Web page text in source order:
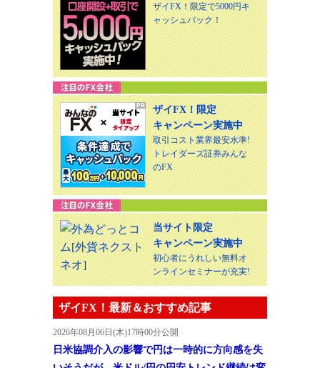
ザイFX！限定で5000円キ
ャッシュバック！
ザイFX！限定
キャンペーン実施中
取引コスト業界最安水準!
トレイダーズ証券みんな
のFX
当サイト限定
キャンペーン実施中
初心者にうれしい無料オ
ンラインセミナーが充実!
ザイFX！最新＆おすすめ記事
2026年08月06日(木)17時00分公開
日米協調介入の影響で円は一時的に方向感を失